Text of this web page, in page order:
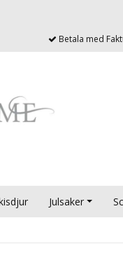
Betala med
Julsaker